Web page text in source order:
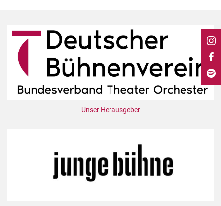
Leseproben
Podcast
Service
Shop / Abo
Unser Herausgeber